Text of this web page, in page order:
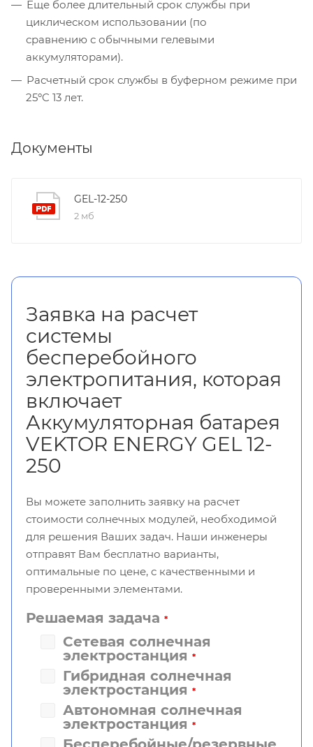
Еще более длительный срок службы при
циклическом использовании (по
сравнению с обычными гелевыми
аккумуляторами).
Расчетный срок службы в буферном режиме при
25ºC 13 лет.
Документы
GEL-12-250
2 мб
Заявка на расчет
системы
бесперебойного
электропитания, которая
включает
Аккумуляторная батарея
VEKTOR ENERGY GEL 12-
250
Вы можете заполнить заявку на расчет
стоимости солнечных модулей, необходимой
для решения Ваших задач. Наши инженеры
отправят Вам бесплатно варианты,
оптимальные по цене, с качественными и
проверенными элементами.
Решаемая задача *
Сетевая солнечная
электростанция *
Гибридная солнечная
электростанция *
Автономная солнечная
электростанция *